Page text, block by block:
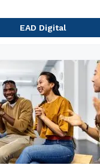
EAD Digital